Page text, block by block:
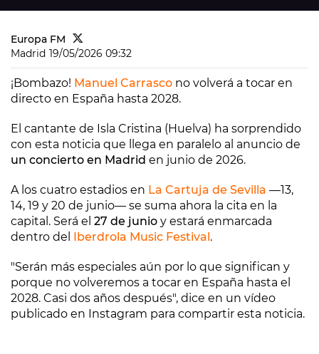
Europa FM
Madrid 19/05/2026 09:32
¡Bombazo! Manuel Carrasco no volverá a tocar en
directo en España hasta 2028.
El cantante de Isla Cristina (Huelva) ha sorprendido
con esta noticia que llega en paralelo al anuncio de
un concierto en Madrid en junio de 2026.
A los cuatro estadios en La Cartuja de Sevilla —13,
14, 19 y 20 de junio— se suma ahora la cita en la
capital. Será el 27 de junio y estará enmarcada
dentro del Iberdrola Music Festival.
"Serán más especiales aún por lo que significan y
porque no volveremos a tocar en España hasta el
2028. Casi dos años después", dice en un vídeo
publicado en Instagram para compartir esta noticia.